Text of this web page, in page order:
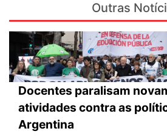
Outras
Docentes paralisam
atividades contra as
Argentina